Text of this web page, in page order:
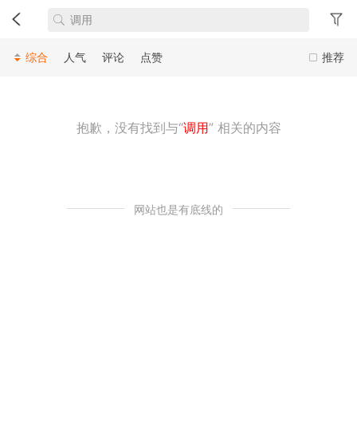
推荐
综合 人气 评论 点赞
抱歉，没有找到与“调用” 相关的内容
网站也是有底线的